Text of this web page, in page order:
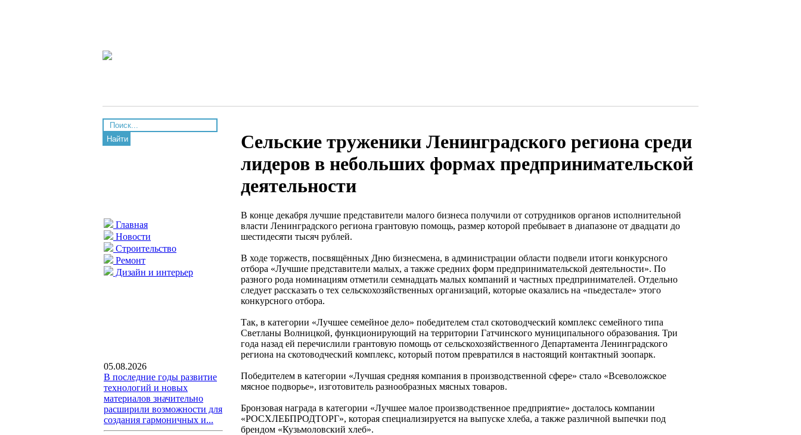
Найти
Главная
Новости
Строительство
Ремонт
Дизайн и интерьер
05.08.2026
В последние годы развитие
технологий и новых
материалов значительно
расширили возможности для
создания гармоничных и...
Сельские труженики Ленинградского региона среди
лидеров в небольших формах предпринимательской
деятельности
В конце декабря лучшие представители малого бизнеса получили от сотрудников органов исполнительной
власти Ленинградского региона грантовую помощь, размер которой пребывает в диапазоне от двадцати до
шестидесяти тысяч рублей.
В ходе торжеств, посвящённых Дню бизнесмена, в администрации области подвели итоги конкурсного
отбора «Лучшие представители малых, а также средних форм предпринимательской деятельности». По
разного рода номинациям отметили семнадцать малых компаний и частных предпринимателей. Отдельно
следует рассказать о тех сельскохозяйственных организаций, которые оказались на «пьедестале» этого
конкурсного отбора.
Так, в категории «Лучшее семейное дело» победителем стал скотоводческий комплекс семейного типа
Светланы Волницкой, функционирующий на территории Гатчинского муниципального образования. Три
года назад ей перечислили грантовую помощь от сельскохозяйственного Департамента Ленинградского
региона на скотоводческий комплекс, который потом превратился в настоящий контактный зоопарк.
Победителем в категории «Лучшая средняя компания в производственной сфере» стало «Всеволожское
мясное подворье», изготовитель разнообразных мясных товаров.
Бронзовая награда в категории «Лучшее малое производственное предприятие» досталось компании
«РОСХЛЕБПРОДТОРГ», которая специализируется на выпуске хлеба, а также различной выпечки под
брендом «Кузьмоловский хлеб».